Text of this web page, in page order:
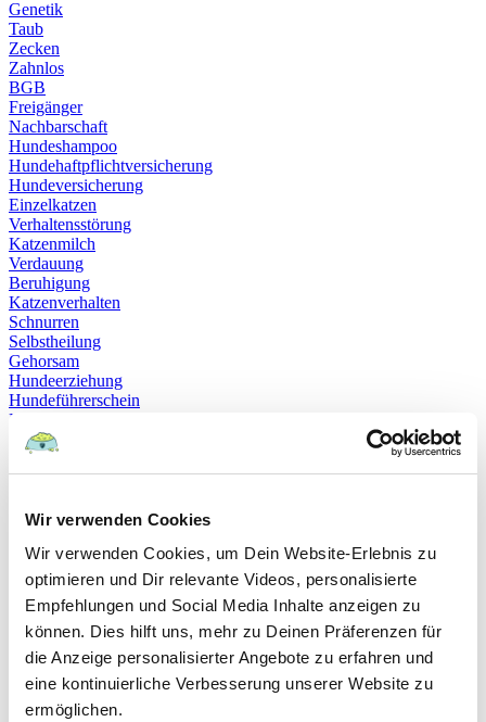
Wir verwenden Cookies
Wir verwenden Cookies, um Dein Website-Erlebnis zu
optimieren und Dir relevante Videos, personalisierte
Empfehlungen und Social Media Inhalte anzeigen zu
können. Dies hilft uns, mehr zu Deinen Präferenzen für
die Anzeige personalisierter Angebote zu erfahren und
eine kontinuierliche Verbesserung unserer Website zu
ermöglichen.
Genetik
Taub
Zecken
Zahnlos
BGB
Freigänger
Nachbarschaft
Hundeshampoo
Hundehaftpflichtversicherung
Hundeversicherung
Einzelkatzen
Verhaltensstörung
Katzenmilch
Verdauung
Beruhigung
Katzenverhalten
Schnurren
Selbstheilung
Gehorsam
Hundeerziehung
Hundeführerschein
Prüfung
Sachkundenachweis
Sozialverträglichkeit
Bloodhound
Mantrailing
Schäferhund
Schweißhund
exzessives Lecken
Niesen
Hepatitis
Impfen
Leptospirose
Parvovirose
Staupe